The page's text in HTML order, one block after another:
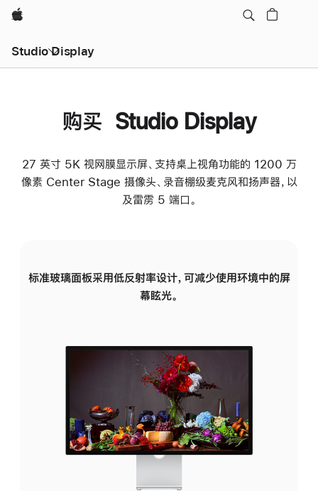
Apple
Studio Display
购买 Studio Display
27 英寸 5K 视网膜显示屏、支持桌上视角功能的 1200 万
像素 Center Stage 摄像头、录音棚级麦克风和扬声器，以
及雷雳 5 端口。
标准玻璃面板采用低反射率设计，可减少使用环境中的屏
幕眩光。